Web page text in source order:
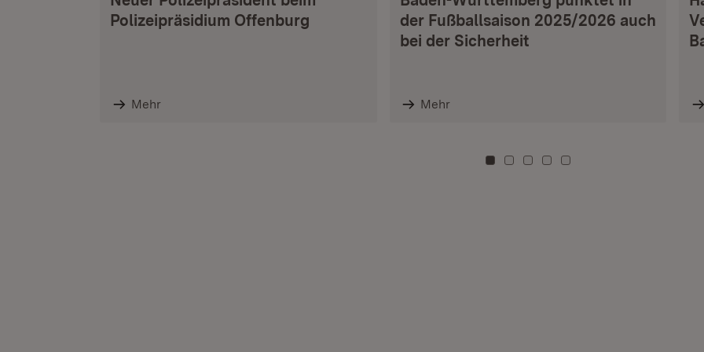
Polizeipräsidium Offenburg
Mehr
der Fußballsaison 2025/2026 auch
bei der Sicherheit
Mehr
Zu Kachel: 0
Zu Kachel: 3
Zu Kachel: 6
Zu Kachel: 9
Zu Kachel: 12